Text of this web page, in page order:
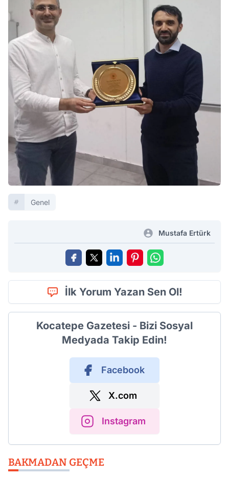
Genel
Mustafa Ertürk
İlk Yorum Yazan Sen Ol!
Kocatepe Gazetesi - Bizi Sosyal
Medyada Takip Edin!
Facebook
X.com
Instagram
BAKMADAN GEÇME